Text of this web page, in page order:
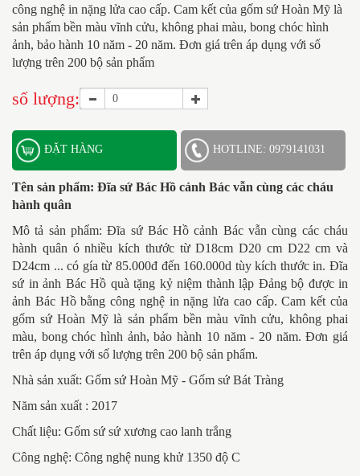
công nghệ in nặng lửa cao cấp. Cam kết của gốm sứ Hoàn Mỹ là
sản phẩm bền màu vĩnh cửu, không phai màu, bong chóc hình
ảnh, bảo hành 10 năm - 20 năm. Đơn giá trên áp dụng với số
lượng trên 200 bộ sản phẩm
số lượng:
ĐẶT HÀNG HOTLINE: 0979141031
Tên sản phẩm: Đĩa sứ Bác Hồ cảnh Bác vẫn cùng các cháu
hành quân
Mô tả sản phẩm: Đĩa sứ Bác Hồ cảnh Bác vẫn cùng các cháu
hành quân ó nhiều kích thước từ D18cm D20 cm D22 cm và
D24cm ... có gía từ 85.000đ đến 160.000d tùy kích thước in. Đĩa
sứ in ảnh Bác Hồ quà tặng kỷ niệm thành lập Đảng bộ được in
ảnh Bác Hồ bằng công nghệ in nặng lửa cao cấp. Cam kết của
gốm sứ Hoàn Mỹ là sản phẩm bền màu vĩnh cửu, không phai
màu, bong chóc hình ảnh, bảo hành 10 năm - 20 năm. Đơn giá
trên áp dụng với số lượng trên 200 bộ sản phẩm.
Nhà sản xuất: Gốm sứ Hoàn Mỹ - Gốm sứ Bát Tràng
Năm sản xuất : 2017
Chất liệu: Gốm sứ sứ xương cao lanh trắng
Công nghệ: Công nghệ nung khử 1350 độ C